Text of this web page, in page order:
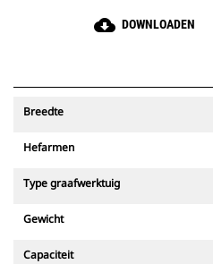
cloud_download DOWNLOADEN
Breedte
Hefarmen
Type graafwerktuig
Gewicht
Capaciteit